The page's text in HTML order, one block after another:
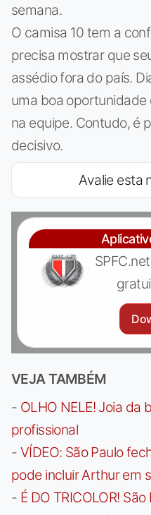
semana.
O camisa 10 tem a
precisa mostrar que
assédio fora do país.
uma boa oportunidade
na equipe. Contudo, é
decisivo.
Avalie esta
VEJA TAMBÉM
- OLHO NELE! Joia da
profissional
- VÍDEO: São Paulo
pode incluir Arthur em
- É DO TRICOLOR!